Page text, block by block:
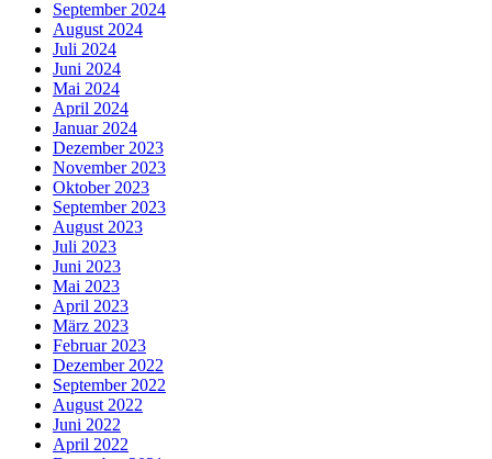
September 2024
August 2024
Juli 2024
Juni 2024
Mai 2024
April 2024
Januar 2024
Dezember 2023
November 2023
Oktober 2023
September 2023
August 2023
Juli 2023
Juni 2023
Mai 2023
April 2023
März 2023
Februar 2023
Dezember 2022
September 2022
August 2022
Juni 2022
April 2022